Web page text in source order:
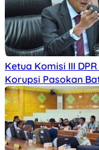
Ketua Komisi III
Korupsi Pasokan